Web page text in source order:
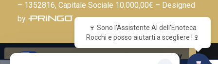
– 1352816, Capitale Sociale 10.000,00€ – Designed
by
🍷 Sono l'Assistente AI dell'Enoteca
Rocchi e posso aiutarti a scegliere !🍷
Le tue preferenze relative alla privacy